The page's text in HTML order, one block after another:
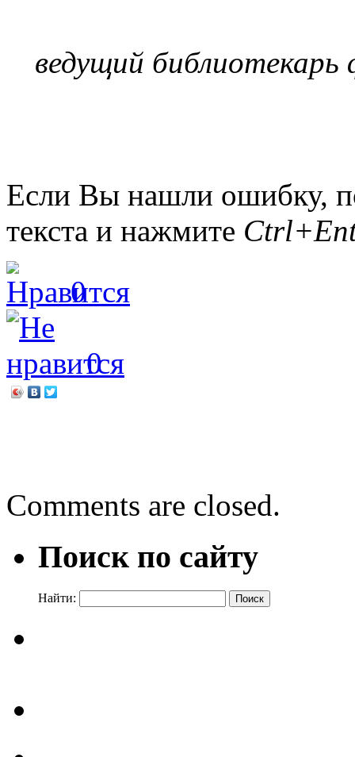
ведущий
Если Вы нашли ошибку,
текста и нажмите
0
0
Comments are closed.
Поиск по сайту
Найти: